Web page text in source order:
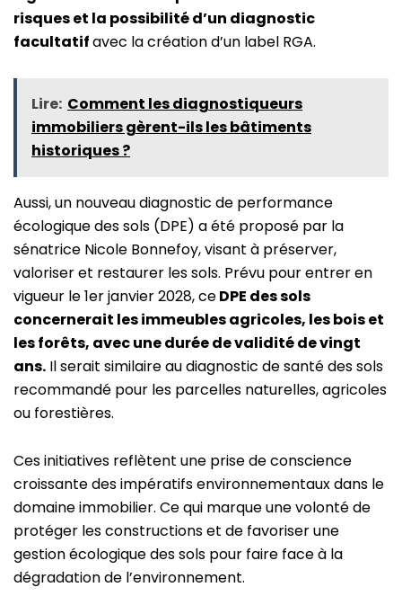
risques et la possibilité d’un diagnostic
facultatifavec la création d’un label RGA.
Lire: Comment les diagnostiqueurs
immobiliers gèrent-ils les bâtiments
historiques ?
Aussi, un nouveau diagnostic de performance
écologique des sols (DPE) a été proposé par la
sénatrice Nicole Bonnefoy, visant à préserver,
valoriser et restaurer les sols. Prévu pour entrer en
vigueur le 1er janvier 2028, ceDPE des sols
concernerait les immeubles agricoles, les bois et
les forêts, avec une durée de validité de vingt
ans. Il serait similaire au diagnostic de santé des sols
recommandé pour les parcelles naturelles, agricoles
ou forestières.
Ces initiatives reflètent une prise de conscience
croissante des impératifs environnementaux dans le
domaine immobilier. Ce qui marque une volonté de
protéger les constructions et de favoriser une
gestion écologique des sols pour faire face à la
dégradation de l’environnement.